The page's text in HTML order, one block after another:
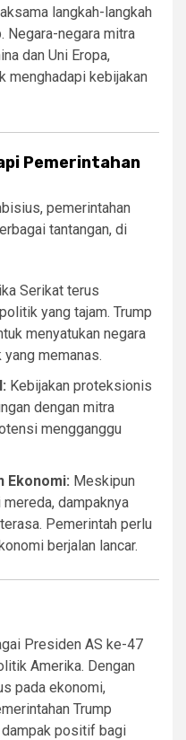
langkah-langkah
Negara-negara mitra
dan Uni Eropa,
menghadapi kebijakan
Pemerintahan
pemerintahan
tantangan, di
Serikat terus
yang tajam. Trump
menyatukan negara
memanas.
Kebijakan proteksionis
dengan mitra
mengganggu
Ekonomi: Meskipun
dampaknya
Pemerintah perlu
berjalan lancar.
Presiden AS ke-47
Amerika. Dengan
pada ekonomi,
Trump
positif bagi